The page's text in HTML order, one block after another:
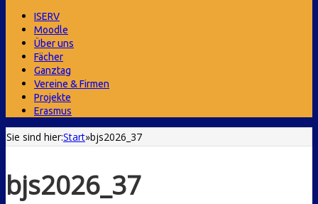
ISERV
Moodle
Über uns
Fächer
Ganztag
Vereine & Firmen
Projekte
Erasmus
Sie sind hier:Start»bjs2026_37
bjs2026_37